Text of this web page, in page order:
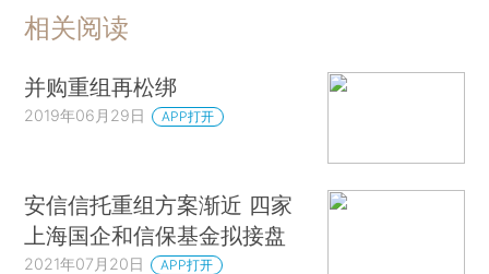
相关阅读
并购重组再松绑
2019年06月29日 APP打开
安信信托重组方案渐近 四家
上海国企和信保基金拟接盘
2021年07月20日 APP打开